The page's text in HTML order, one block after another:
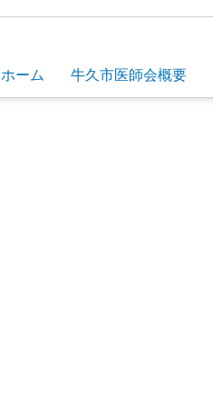
ホーム 牛久市医師会概要